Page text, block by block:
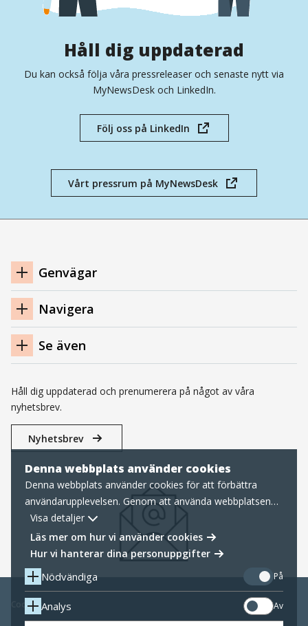
Denna webbplats använder cookies
Denna webbplats använder cookies för att förbättra
användarupplevelsen. Genom att använda webbplatsen
samtycker du till nödvändiga cookies, läs mer nedan om
hur vi hanterar cookies samt personuppgifter.
Visa detaljer
Läs mer om hur vi använder cookies
Hur vi hanterar dina personuppgifter
Nödvändiga På
Analys Av
Håll dig uppdaterad
Du kan också följa våra pressreleaser och senaste nytt via
MyNewsDesk och LinkedIn.
Följ oss på LinkedIn
(öppnas
nytt
fönster)
Vårt pressrum på MyNewsDesk
(öppnas
nytt
Navigation
sidfot
Genvägar
Navigera
Se även
Håll dig uppdaterad och prenumerera på något av våra
nyhetsbrev.
Nyhetsbrev
Cookies